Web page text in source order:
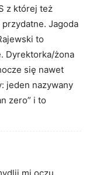
z której też
Jagoda
to
Dyrektorka/żona
się nawet
jeden nazywany
zero” i to
mi oczu